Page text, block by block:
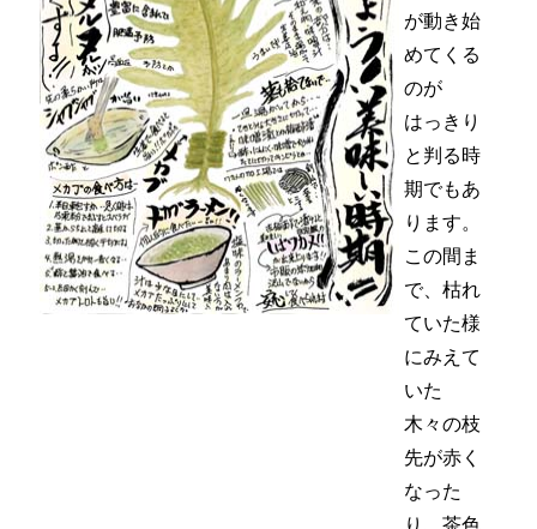
が動き始
めてくる
のが
はっきり
と判る時
期でもあ
ります。
この間ま
で、枯れ
ていた様
にみえて
いた
木々の枝
先が赤く
なった
り、茶色